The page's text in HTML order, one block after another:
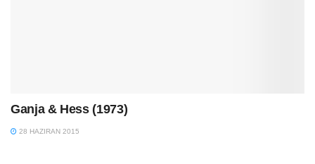
Ganja & Hess (1973)
28 HAZIRAN 2015